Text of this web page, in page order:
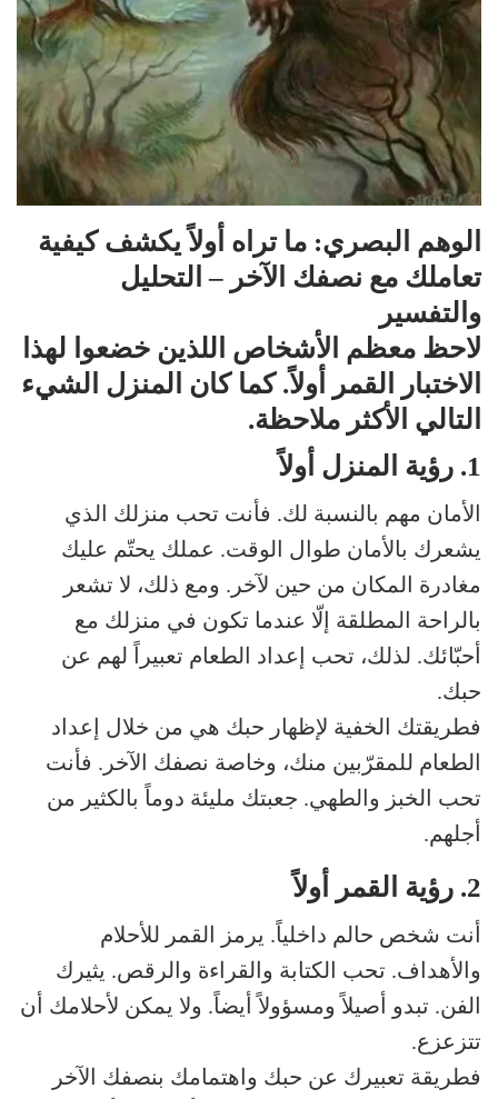
الوهم البصري: ما تراه أولاً يكشف كيفية
تعاملك مع نصفك الآخر – التحليل
والتفسير
لاحظ معظم الأشخاص اللذين خضعوا لهذا
الاختبار القمر أولاً. كما كان المنزل الشيء
التالي الأكثر ملاحظة.
1. رؤية المنزل أولاً
الأمان مهم بالنسبة لك. فأنت تحب منزلك الذي
يشعرك بالأمان طوال الوقت. عملك يحتّم عليك
مغادرة المكان من حين لآخر. ومع ذلك، لا تشعر
بالراحة المطلقة إلّا عندما تكون في منزلك مع
أحبّائك. لذلك، تحب إعداد الطعام تعبيراً لهم عن
حبك.
فطريقتك الخفية لإظهار حبك هي من خلال إعداد
الطعام للمقرّبين منك، وخاصة نصفك الآخر. فأنت
تحب الخبز والطهي. جعبتك مليئة دوماً بالكثير من
أجلهم.
2. رؤية القمر أولاً
أنت شخص حالم داخلياً. يرمز القمر للأحلام
والأهداف. تحب الكتابة والقراءة والرقص. يثيرك
الفن. تبدو أصيلاً ومسؤولاً أيضاً. ولا يمكن لأحلامك أن
تتزعزع.
فطريقة تعبيرك عن حبك واهتمامك بنصفك الآخر